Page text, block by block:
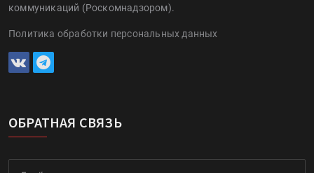
коммуникаций (Роскомнадзором).
Политика обработки персональных данных
ОБРАТНАЯ СВЯЗЬ